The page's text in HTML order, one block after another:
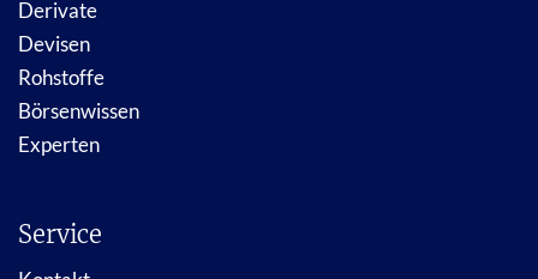
Derivate
Devisen
Rohstoffe
Börsenwissen
Experten
Service